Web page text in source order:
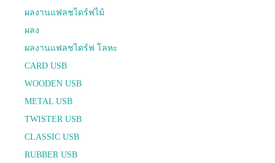
ผลงานแฟลชไดร์ฟไม้
ผลง
ผลงานแฟลชไดร์ฟ โลหะ
CARD USB
WOODEN USB
METAL USB
TWISTER USB
CLASSIC USB
RUBBER USB